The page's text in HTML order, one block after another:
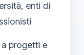
enti di
progetti e